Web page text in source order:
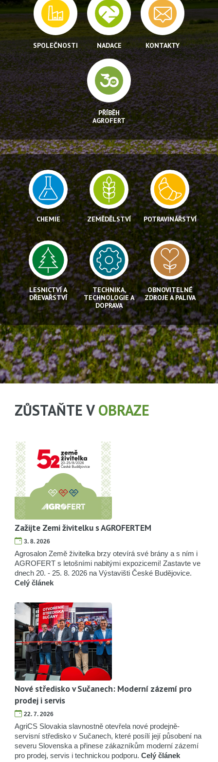
SPOLEČNOSTI NADACE KONTAKTY
PŘÍBĚH
AGROFERT
CHEMIE ZEMĚDĚLSTVÍ POTRAVINÁŘSTVÍ
LESNICTVÍ A
DŘEVAŘSTVÍ
TECHNIKA,
TECHNOLOGIE A
DOPRAVA
OBNOVITELNÉ
ZDROJE A PALIVA
ZŮSTAŇTE VOBRAZE
Zažijte Zemi živitelku s AGROFERTEM
3. 8. 2026
Agrosalon Země živitelka brzy otevírá své brány a s ním i
AGROFERT s letošními nabitými expozicemi! Zastavte ve
dnech 20. - 25. 8. 2026 na Výstavišti České Budějovice.
Celý článek
Nové středisko v Sučanech: Moderní zázemí pro
prodej i servis
22. 7. 2026
AgriCS Slovakia slavnostně otevřela nové prodejně-
servisní středisko v Sučanech, které posílí její působení na
severu Slovenska a přinese zákazníkům moderní zázemí
pro prodej, servis i technickou podporu. Celý článek